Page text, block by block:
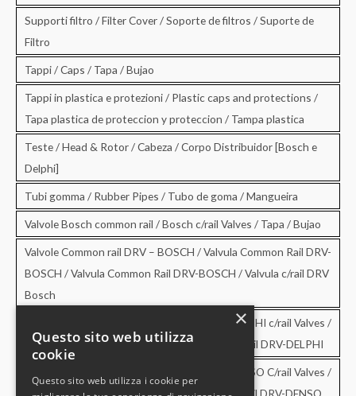
Supporti filtro / Filter Cover / Soporte de filtros / Suporte de
Filtro
Tappi / Caps / Tapa / Bujao
Tappi in plastica e protezioni / Plastic caps and protections /
Tapa plastica de proteccion y proteccion / Tampa plastica
Teste / Head & Rotor / Cabeza / Corpo Distribuidor [Bosch e
Delphi]
Tubi gomma / Rubber Pipes / Tubo de goma / Mangueira
Valvole Bosch common rail / Bosch c/rail Valves / Tapa / Bujao
Valvole Common rail DRV – BOSCH / Valvula Common Rail DRV-
BOSCH / Valvula Common Rail DRV-BOSCH / Valvula c/rail DRV
Bosch
Valvole Common rail DRV – DELPHI / DRV-DELPHI c/rail Valves /
Valvula Common Rail DRV-DELPHI / Valvula c/rail DRV-DELPHI
Valvole Common rail DRV – DENSO / DRV-DENSO C/rail Valves /
Valvula Common Rail DRV-DENSO / Valvula c/rail DRV-DENSO
×
Questo sito web utilizza
cookie
Questo sito web utilizza i cookie per